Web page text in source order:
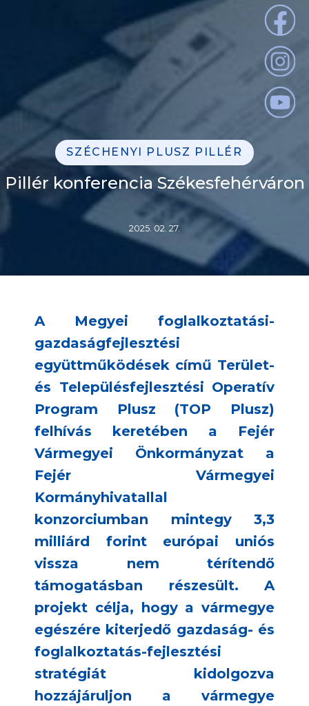
SZÉCHENYI PLUSZ PILLÉR
Pillér konferencia Székesfehérváron
2025. 02. 27.
A Megyei foglalkoztatási-
gazdaságfejlesztési
együttműködések című Terület-
és Településfejlesztési Operatív
Program Plusz (TOP Plusz)
felhívás keretében a Fejér
Vármegyei Önkormányzat a
Fejér Vármegyei
Kormányhivatallal
konzorciumban mintegy 3,3
milliárd forint európai uniós
vissza nem térítendő
támogatásban részesült. A
projekt célja, hogy a vármegye
egészére kiterjedő gazdaság- és
foglalkoztatás-fejlesztési
stratégiát kidolgozva
hozzájáruljon a vármegye